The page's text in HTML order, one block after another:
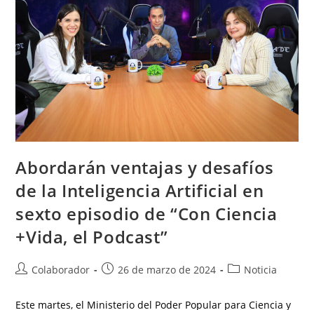
Abordarán ventajas y desafíos
de la Inteligencia Artificial en
sexto episodio de “Con Ciencia
+Vida, el Podcast”
Colaborador 26 de marzo de 2024 Noticia
Este martes, el Ministerio del Poder Popular para Ciencia y